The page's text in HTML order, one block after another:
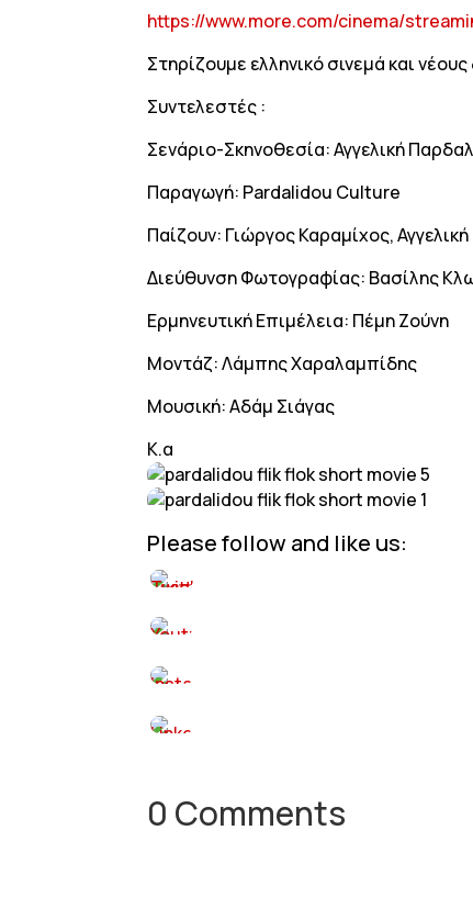
https://www.more.com/cinema/
Στηρίζουμε ελληνικό σινεμά και
Συντελεστές :
Σενάριο-Σκηνοθεσία: Αγγελική
Παραγωγή: Pardalidou Culture
Παίζουν: Γιώργος Καραμίχος,
Διεύθυνση Φωτογραφίας: Βασίλης
Ερμηνευτική Επιμέλεια: Πέμη Ζούνη
Μοντάζ: Λάμπης Χαραλαμπίδης
Μουσική: Αδάμ Σιάγας
Κ.α
Please follow and like us:
0 Comments